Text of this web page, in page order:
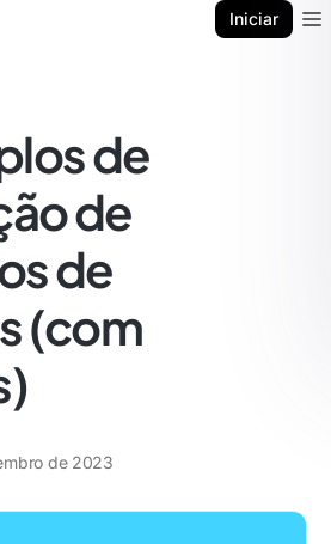
Iniciar
de
de
de
(com
de 2023